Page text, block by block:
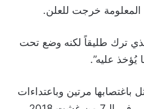
خرجت للعلن.
ترك طليقاً لكنه وضع تحت
يُؤخذ عليه”.
باغتصابها مرتين وباعتداءات